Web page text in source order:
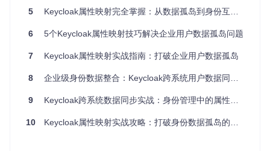
：从外部存储读取原始属性值
规则处理：应用转换逻辑（如格式转换、条件判断）
属性注入
：将处理后的值写入Keycloak用户模型
同步反馈：根据配置决定是否反向更新源系统
图1：Keycloak用户联邦管理界面，展示了添加Kerberos和LD
应用场景：哪些业务问题可以通过映射解决？
5 Keycloak属性映射完全掌握：从数据孤岛到身份互联的实战指南
6 5个Keycloak属性映射技巧解决企业用户数据孤岛问题
7 Keycloak属性映射实战指南：打破企业用户数据孤岛
8 企业级身份数据整合：Keycloak跨系统用户数据同步解决方案
9 Keycloak跨系统数据同步实战：身份管理中的属性映射技术详解
10 Keycloak属性映射实战攻略：打破身份数据孤岛的架构指南